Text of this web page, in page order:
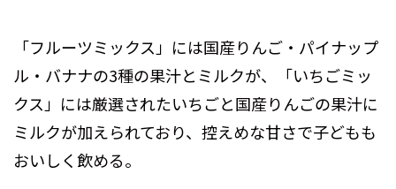
「フルーツミックス」には国産りんご・パイナップ
ル・バナナの3種の果汁とミルクが、「いちごミッ
クス」には厳選されたいちごと国産りんごの果汁に
ミルクが加えられており、控えめな甘さで子どもも
おいしく飲める。